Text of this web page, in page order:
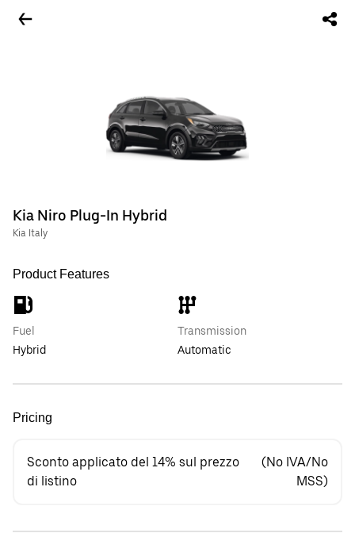
Kia Niro Plug-In Hybrid
Kia Italy
Product Features
Fuel
Hybrid
Transmission
Automatic
Pricing
Sconto applicato del 14% sul prezzo
di listino
(No IVA/No
MSS)